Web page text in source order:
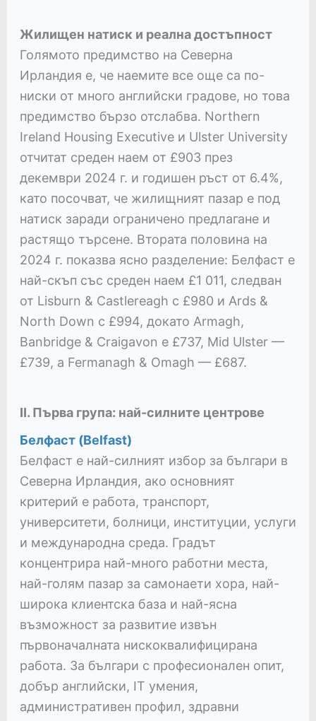
Жилищен натиск и реална достъпност
Голямото предимство на Северна
Ирландия е, че наемите все още са по-
ниски от много английски градове, но това
предимство бързо отслабва. Northern
Ireland Housing Executive и Ulster University
отчитат среден наем от £903 през
декември 2024 г. и годишен ръст от 6.4%,
като посочват, че жилищният пазар е под
натиск заради ограничено предлагане и
растящо търсене. Втората половина на
2024 г. показва ясно разделение: Белфаст е
най-скъп със среден наем £1 011, следван
от Lisburn & Castlereagh с £980 и Ards &
North Down с £994, докато Armagh,
Banbridge & Craigavon е £737, Mid Ulster —
£739, а Fermanagh & Omagh — £687.
II. Първа група: най-силните центрове
Белфаст (Belfast)
Белфаст е най-силният избор за българи в
Северна Ирландия, ако основният
критерий е работа, транспорт,
университети, болници, институции, услуги
и международна среда. Градът
концентрира най-много работни места,
най-голям пазар за самонаети хора, най-
широка клиентска база и най-ясна
възможност за развитие извън
първоначалната нискоквалифицирана
работа. За българи с професионален опит,
добър английски, IT умения,
административен профил, здравни